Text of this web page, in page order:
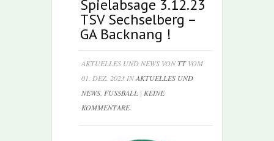
Spielabsage 3.12.23
TSV Sechselberg –
GA Backnang !
AKTUELLES UND NEWS VONTTVOM
01. DEZ. 2023 INAKTUELLES UND
NEWS FUSSBALL | KEINE
KOMMENTARE